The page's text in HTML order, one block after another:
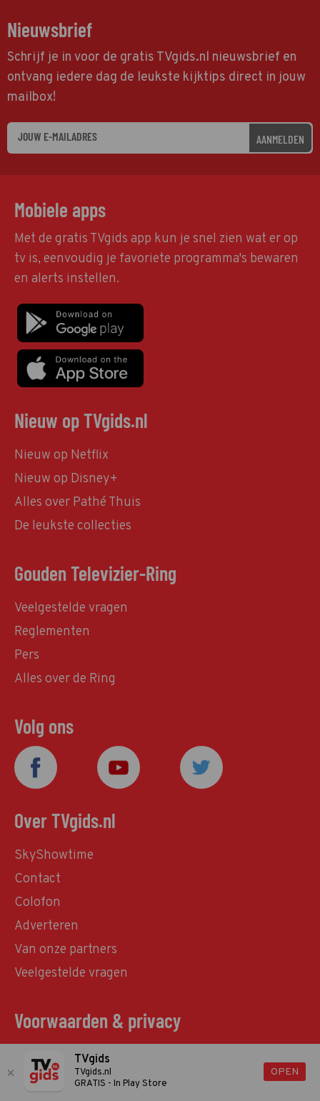
Nieuwsbrief
Schrijf je in voor de gratis TVgids.nl nieuwsbrief en
ontvang iedere dag de leukste kijktips direct in jouw
mailbox!
AANMELDEN
Mobiele apps
Met de gratis TVgids app kun je snel zien wat er op
tv is, eenvoudig je favoriete programma's bewaren
en alerts instellen.
Nieuw op TVgids.nl
Nieuw op Netflix
Nieuw op Disney+
Alles over Pathé Thuis
De leukste collecties
Gouden Televizier-Ring
Veelgestelde vragen
Reglementen
Pers
Alles over de Ring
Volg ons
Over TVgids.nl
SkyShowtime
Contact
Colofon
Adverteren
Van onze partners
Veelgestelde vragen
Voorwaarden & privacy
Algemene voorwaarden
Privacy statement
TVgids
TVgids.nl
GRATIS - In Play Store
OPEN